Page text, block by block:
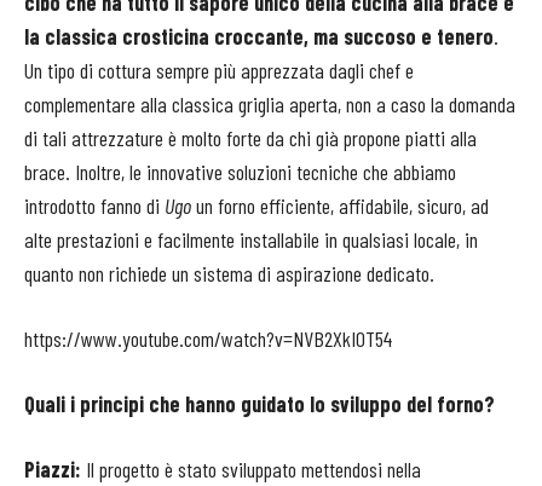
la classica crosticina croccante, ma succoso e tenero.
Un tipo di cottura sempre più apprezzata dagli chef e
complementare alla classica griglia aperta, non a caso la domanda
di tali attrezzature è molto forte da chi già propone piatti alla
brace. Inoltre, le innovative soluzioni tecniche che abbiamo
introdotto fanno di Ugoun forno efficiente, affidabile, sicuro, ad
alte prestazioni e facilmente installabile in qualsiasi locale, in
quanto non richiede un sistema di aspirazione dedicato.
https://www.youtube.com/watch?v=NVB2XkI0T54
Quali i principi che hanno guidato lo sviluppo del forno?
Piazzi: Il progetto è stato sviluppato mettendosi nella